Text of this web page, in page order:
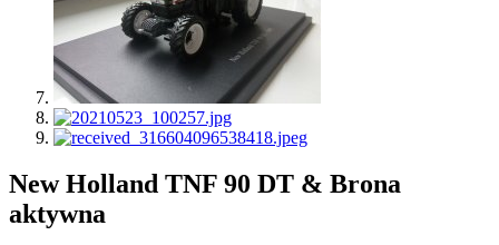
New Holland TNF 90 DT & Brona
aktywna